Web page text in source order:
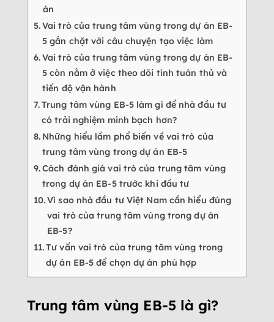
án
Vai trò của trung tâm vùng trong dự án EB-
5 gắn chặt với câu chuyện tạo việc làm
Vai trò của trung tâm vùng trong dự án EB-
5 còn nằm ở việc theo dõi tính tuân thủ và
tiến độ vận hành
Trung tâm vùng EB-5 làm gì để nhà đầu tư
có trải nghiệm minh bạch hơn?
Những hiểu lầm phổ biến về vai trò của
trung tâm vùng trong dự án EB-5
Cách đánh giá vai trò của trung tâm vùng
trong dự án EB-5 trước khi đầu tư
Vì sao nhà đầu tư Việt Nam cần hiểu đúng
vai trò của trung tâm vùng trong dự án
EB-5?
Tư vấn vai trò của trung tâm vùng trong
dự án EB-5 để chọn dự án phù hợp
Trung tâm vùng EB-5 là gì?